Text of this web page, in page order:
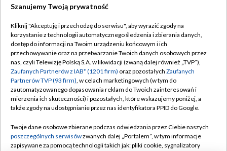
TVP
Abonament TVP
Emisja w TVP
Centrum informacji TVP
Naziemna Telewizja Cyfrowa
Rada Programowa
Regulamin TVP
Polityka prywatności
Moje zgody
Pomoc
Kontakt
Szanujemy Twoją prywatność
Kliknij "Akceptuję i przechodzę do serwisu", aby wyrazić zgody na
korzystanie z technologii automatycznego śledzenia i zbierania danych,
dostęp do informacji na Twoim urządzeniu końcowym i ich
przechowywanie oraz na przetwarzanie Twoich danych osobowych przez
nas, czyli Telewizję Polską S.A. w likwidacji (zwaną dalej również „TVP”),
Zaufanych Partnerów z IAB* (1201 firm) oraz pozostałych Zaufanych
Partnerów TVP (93 firm), w celach marketingowych (w tym do
zautomatyzowanego dopasowania reklam do Twoich zainteresowań i
mierzenia ich skuteczności) i pozostałych, które wskazujemy poniżej, a
także zgody na udostępnianie przez nas identyfikatora PPID do Google.
Twoje dane osobowe zbierane podczas odwiedzania przez Ciebie naszych
poszczególnych serwisówzwanych dalej „Portalem”, w tym informacje
zapisywane za pomocą technologii takich jak: pliki cookie, sygnalizatory